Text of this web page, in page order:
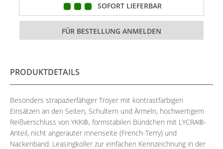
SOFORT LIEFERBAR
PRODUKTDETAILS
Besonders strapazierfähiger Troyer mit kontrastfarbigen
Einsätzen an den Seiten, Schultern und Ärmeln, hochwertigem
Reißverschluss von YKK®, formstabilen Bündchen mit LYCRA®-
Anteil, nicht angerauter Innenseite (French-Terry) und
Nackenband. Leasingkoller zur einfachen Kennzeichnung in der